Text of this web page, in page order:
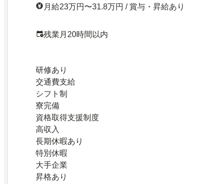
月給23万円〜31.8万円 / 賞与・昇給あり
残業月20時間以内
研修あり
交通費支給
シフト制
寮完備
資格取得支援制度
高収入
長期休暇あり
特別休暇
大手企業
昇格あり